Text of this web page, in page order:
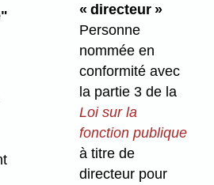
« directeur »
Personne
nommée en
conformité avec
la partie 3 de la
Loi sur la
fonction publique
à titre de
directeur pour